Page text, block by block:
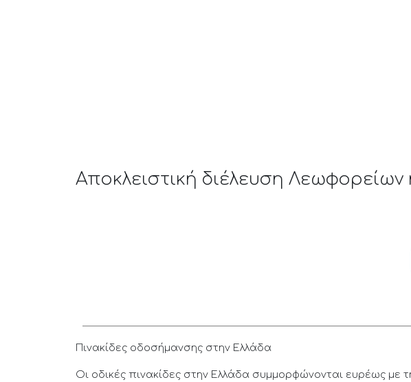
Αποκλειστική διέλευση Λεωφορείων
Πινακίδες οδοσήμανσης στην Ελλάδα
Οι οδικές πινακίδες στην Ελλάδα συμμορφώνονται ευρέως με